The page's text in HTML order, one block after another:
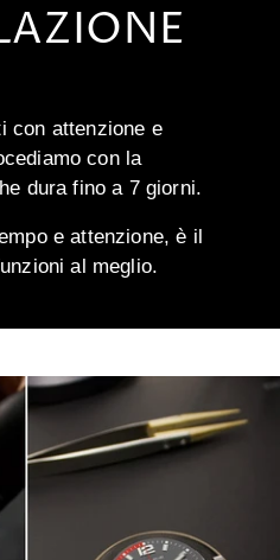
con attenzione e
con la
dura fino a 7 giorni.
e attenzione, è il
al meglio.